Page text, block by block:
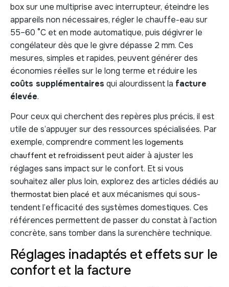
box sur une multiprise avec interrupteur, éteindre les
appareils non nécessaires, régler le chauffe-eau sur
55–60 °C et en mode automatique, puis dégivrer le
congélateur dès que le givre dépasse 2 mm. Ces
mesures, simples et rapides, peuvent générer des
économies réelles sur le long terme et réduire les
coûts supplémentaires qui alourdissent la facture
élevée.
Pour ceux qui cherchent des repères plus précis, il est
utile de s’appuyer sur des ressources spécialisées. Par
exemple, comprendre comment les logements
chauffent et refroidissent peut aider à ajuster les
réglages sans impact sur le confort. Et si vous
souhaitez aller plus loin, explorez des articles dédiés au
thermostat bien placé et aux mécanismes qui sous-
tendent l’efficacité des systèmes domestiques. Ces
références permettent de passer du constat à l’action
concrète, sans tomber dans la surenchère technique.
Réglages inadaptés et effets sur le
confort et la facture